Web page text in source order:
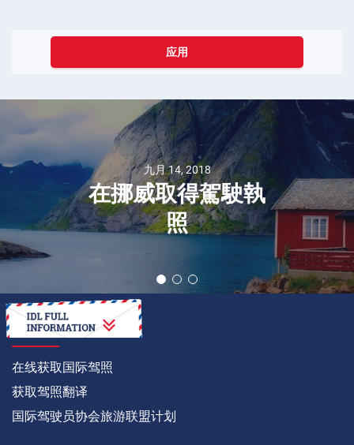
应用
九月 14, 2018
在挪威取得駕駛執
照
如何
在线获取国际驾照
获取驾照翻译
国际驾驶员协会旅游联盟计划